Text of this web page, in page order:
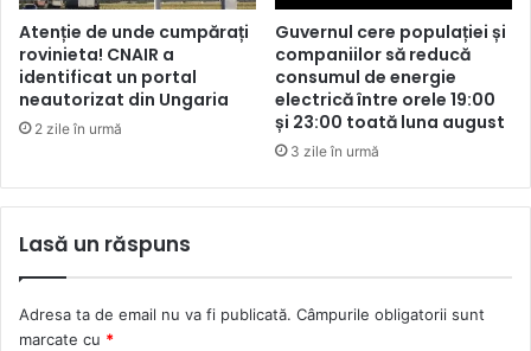
Atenție de unde cumpărați
rovinieta! CNAIR a
identificat un portal
neautorizat din Ungaria
2 zile în urmă
Guvernul cere populației și
companiilor să reducă
consumul de energie
electrică între orele 19:00
și 23:00 toată luna august
3 zile în urmă
Lasă un răspuns
Adresa ta de email nu va fi publicată. Câmpurile obligatorii sunt
marcate cu *